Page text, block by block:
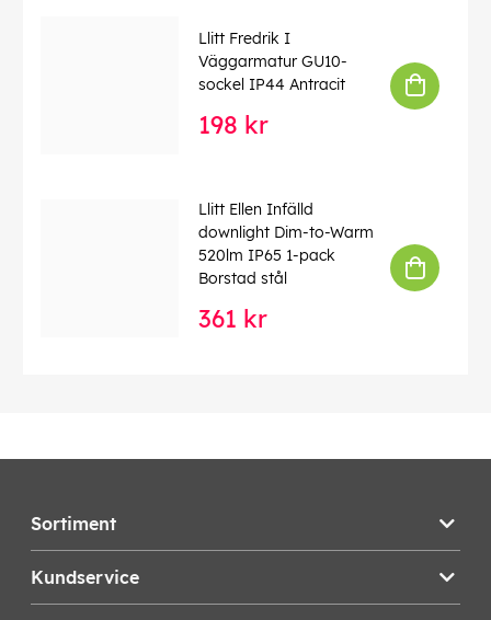
Llitt Fredrik I
Väggarmatur GU10-
sockel IP44 Antracit
198 kr
Llitt Ellen Infälld
downlight Dim-to-Warm
520lm IP65 1-pack
Borstad stål
361 kr
Sortiment
Kundservice